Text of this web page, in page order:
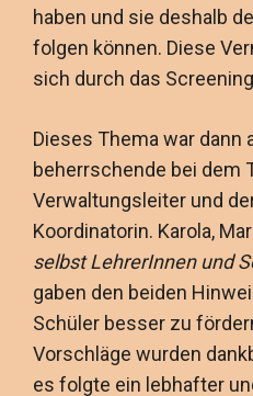
haben und sie deshalb
folgen können. Diese
sich durch das
Dieses Thema war dann
beherrschende bei dem
Verwaltungsleiter und
Koordinatorin. Karola,
selbst LehrerInnen und
gaben den beiden
Schüler besser zu
Vorschläge wurden
es folgte ein lebhafter